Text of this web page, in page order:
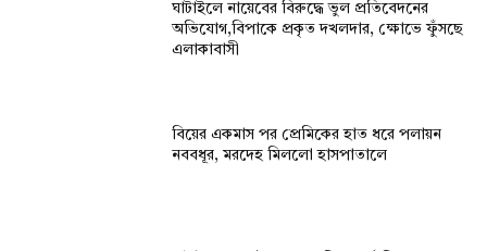
ঘাটাইলে নায়েবের বিরুদ্ধে ভুল প্রতিবেদনের
অভিযোগ,বিপাকে প্রকৃত দখলদার, ক্ষোভে ফুঁসছে
এলাকাবাসী
বিয়ের একমাস পর প্রেমিকের হাত ধরে পলায়ন
নববধূর, মরদেহ মিললো হাসপাতালে